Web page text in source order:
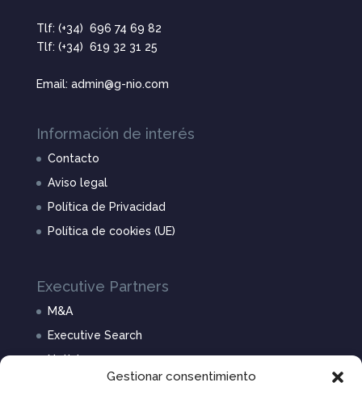
Gestionar consentimiento
Tlf: (+34) 696 74 69 82
Tlf: (+34) 619 32 31 25
Email: admin@g-nio.com
Información de interés
Contacto
Aviso legal
Política de Privacidad
Política de cookies (UE)
Executive Partners
M&A
Executive Search
Noticias